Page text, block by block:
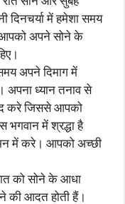
में हमेशा समय
आपको अपने सोने के
अपने दिमाग में
अपना ध्यान तनाव से
करे जिससे आपको
भगवान में श्रद्धा है
मन में करे। आपको अच्छी
को सोने के आधा
की आदत होती हैं।